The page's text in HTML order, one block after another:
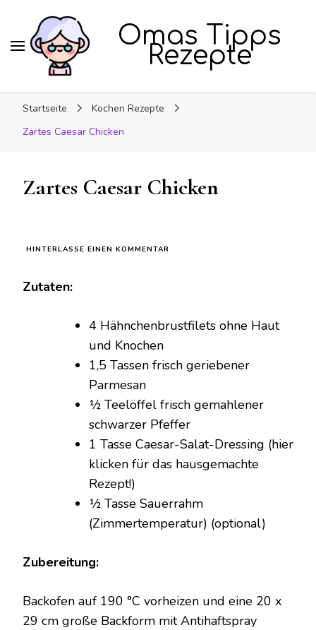
Omas Tipps
Rezepte
Startseite
Kochen Rezepte
Zartes Caesar Chicken
Zartes Caesar Chicken
HINTERLASSE EINEN KOMMENTAR
Zutaten:
4 Hähnchenbrustfilets ohne Haut
und Knochen
1,5 Tassen frisch geriebener
Parmesan
½ Teelöffel frisch gemahlener
schwarzer Pfeffer
1 Tasse Caesar-Salat-Dressing (hier
klicken für das hausgemachte
Rezept!)
½ Tasse Sauerrahm
(Zimmertemperatur) (optional)
Zubereitung:
Backofen auf 190 °C vorheizen und eine 20 x
29 cm große Backform mit Antihaftspray